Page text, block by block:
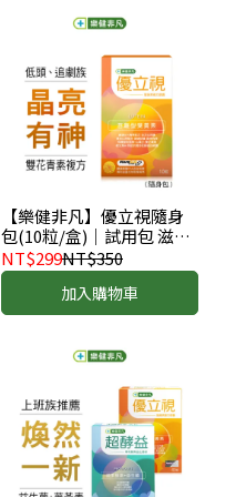
【樂健非凡】優立視隨身
包(10粒/盒)｜試用包 滋養
光亮
NT$299NT$350
加入購物車